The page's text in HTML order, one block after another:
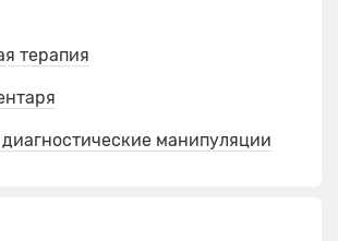
терапия
манипуляции